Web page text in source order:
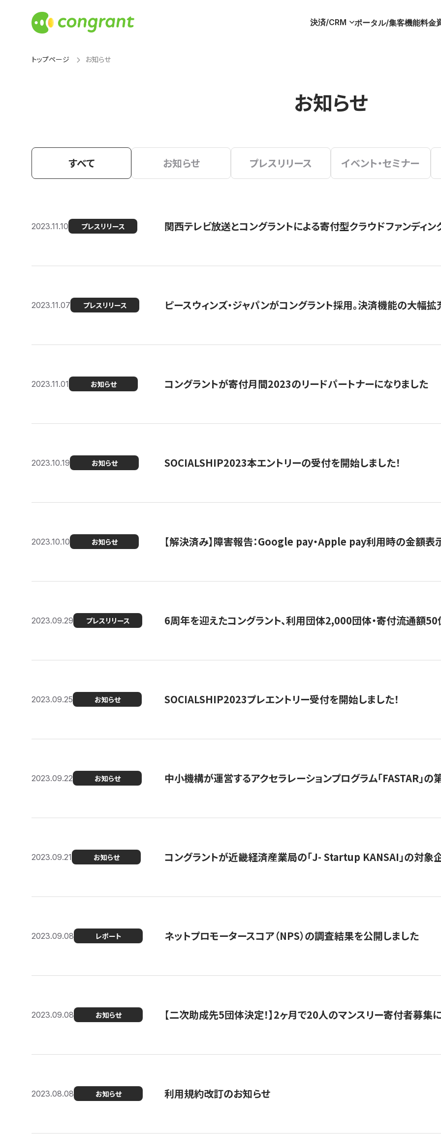
決済/CRM ポータル/集客機能料金
トップページ お知らせ
お知らせ
すべて お知らせ プレスリリース イベント・セミナー
2023.11.10 プレスリリース 関西テレビ放送とコングラントによる寄付型クラウドファンディ
2023.11.07 プレスリリース ピースウィンズ・ジャパンがコングラント採用。決済機能の大幅
2023.11.01 お知らせ コングラントが寄付月間2023のリードパートナーになりました
2023.10.19 お知らせ SOCIALSHIP2023本エントリーの受付を開始しました！
2023.10.10 お知らせ 【解決済み】障害報告：Google pay・Apple pay利用時の金額表
2023.09.29 プレスリリース 6周年を迎えたコングラント、利用団体2,000団体・寄付流通額50
2023.09.25 お知らせ SOCIALSHIP2023プレエントリー受付を開始しました！
2023.09.22 お知らせ 中小機構が運営するアクセラレーションプログラム「FASTAR」
2023.09.21 お知らせ コングラントが近畿経済産業局の「J- Startup KANSAI」の対象
2023.09.08 レポート ネットプロモータースコア（NPS）の調査結果を公開しました
2023.09.08 お知らせ 【二次助成先5団体決定！】2ヶ月で20人のマンスリー寄付者募集
2023.08.08 お知らせ 利用規約改訂のお知らせ